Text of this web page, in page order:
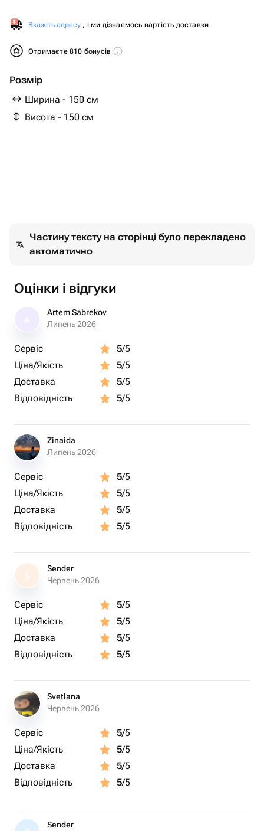
Вкажіть адресу , і ми дізнаємось вартість доставки
Отримаєте 810 бонусів
Розмір
Ширина - 150 см
Висота - 150 см
Частину тексту на сторінці було перекладено
автоматично
Оцінки і відгуки
Artem Sabrekov
Липень 2026
Сервіс 5/5
Ціна/Якість
5/5
Доставка
5/5
Відповідність
5/5
Zinaida
Липень 2026
Сервіс 5/5
Ціна/Якість
5/5
Доставка
5/5
Відповідність
5/5
S
Sender
Червень 2026
Сервіс 5/5
Ціна/Якість
5/5
Доставка
5/5
Відповідність
5/5
Svetlana
Червень 2026
Сервіс 5/5
Ціна/Якість
5/5
Доставка
5/5
Відповідність
5/5
Sender